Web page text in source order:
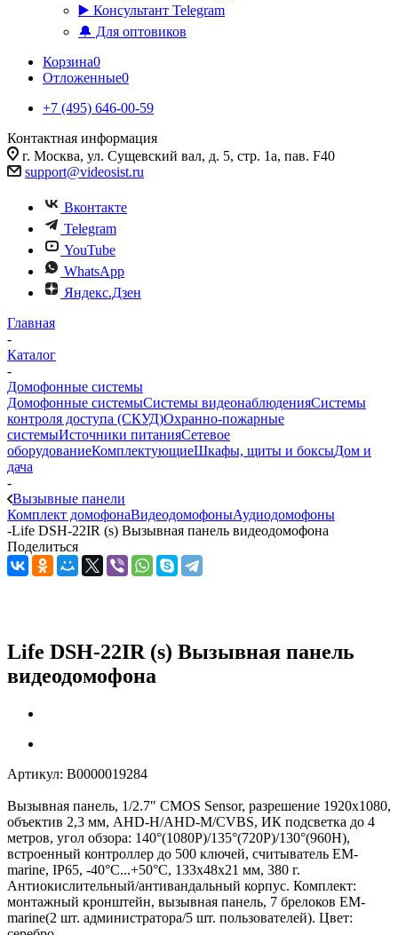
▶️ Консультант Telegram
🔔 Для оптовиков
Корзина0
Отложенные0
+7 (495) 646-00-59
Контактная информация
г. Москва, ул. Сущевский вал, д. 5, стр. 1а, пав. F40
support@videosist.ru
Вконтакте
Telegram
YouTube
WhatsApp
Яндекс.Дзен
Главная
-
Каталог
-
Домофонные системы
Домофонные системыСистемы видеонаблюденияСистемы
контроля доступа (СКУД)Охранно-пожарные
системыИсточники питанияСетевое
оборудованиеКомплектующиеШкафы, щиты и боксыДом и
дача
-
Вызывные панели
Комплект домофонаВидеодомофоныАудиодомофоны
-Life DSH-22IR (s) Вызывная панель видеодомофона
Поделиться
Life DSH-22IR (s) Вызывная панель
видеодомофона
Артикул: В0000019284
Вызывная панель, 1/2.7" CMOS Sensor, разрешение 1920х1080,
объектив 2,3 мм, AHD-H/AHD-M/CVBS, ИК подсветка до 4
метров, угол обзора: 140°(1080P)/135°(720P)/130°(960H),
встроенный контроллер до 500 ключей, считыватель EM-
marine, IP65, -40°C...+50°C, 133х48х21 мм, 380 г.
Антиокислительный/антивандальный корпус. Комплект:
монтажный кронштейн, вызывная панель, 7 брелоков EM-
marine(2 шт. администратора/5 шт. пользователей). Цвет: